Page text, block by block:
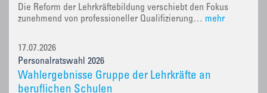
Die Reform der Lehrkräftebildung verschiebt den Fokus
zunehmend von professioneller Qualifizierung… mehr
17.07.2026
Personalratswahl 2026
Wahlergebnisse Gruppe der Lehrkräfte an
beruflichen Schulen